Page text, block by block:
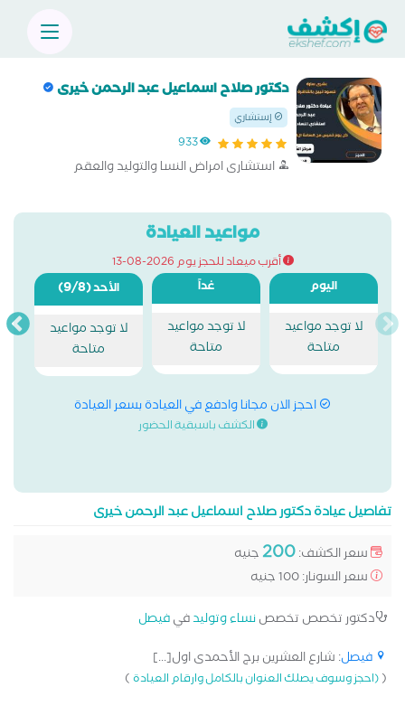
دكتور صلاح اسماعيل عبد الرحمن خيرى
إستشاري
933
استشارى امراض النسا والتوليد والعقم
مواعيد العيادة
أقرب ميعاد للحجز يوم 2026-08-13
اليوم
لا توجد مواعيد
متاحة
غداً
لا توجد مواعيد
متاحة
الأحد(9/8)
لا توجد مواعيد
متاحة
احجز الان مجانا وادفع في العيادة بسعر العيادة
الكشف باسبقية الحضور
تفاصيل عيادة دكتور صلاح اسماعيل عبد الرحمن خيرى
سعر الكشف:200جنيه
سعر السونار: 100 جنيه
دكتور تخصص تخصصنساء وتوليدفيفيصل
فيصل: شارع العشرين برج الأحمدى اول[...]
((احجز وسوف يصلك العنوان بالكامل وارقام العيادة)